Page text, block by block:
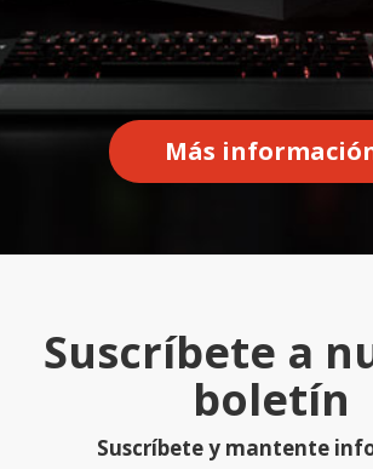
Más
Suscríbete a
boletín
Suscríbete y mantente